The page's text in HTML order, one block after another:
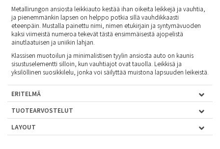
Metallirungon ansiosta leikkiauto kestää ihan oikeita leikkejä ja vauhtia,
ja pienemmänkin lapsen on helppo potkia sillä vauhdikkaasti
eteenpäin. Mustalla painettu nimi, nimen etukirjain ja syntymävuoden
kaksi viimeistä numeroa tekevät tästä ensimmäisestä ajopelistä
ainutlaatuisen ja uniikin lahjan.
Klassisen muotoilun ja minimalistisen tyylin ansiosta auto on kaunis
sisustuselementti silloin, kun vauhtiajot ovat tauolla. Leikkisä ja
yksilöllinen suosikkilelu, jonka voi säilyttää muistona lapsuuden leikeistä.
ERITELMÄ
TUOTEARVOSTELUT
LAYOUT